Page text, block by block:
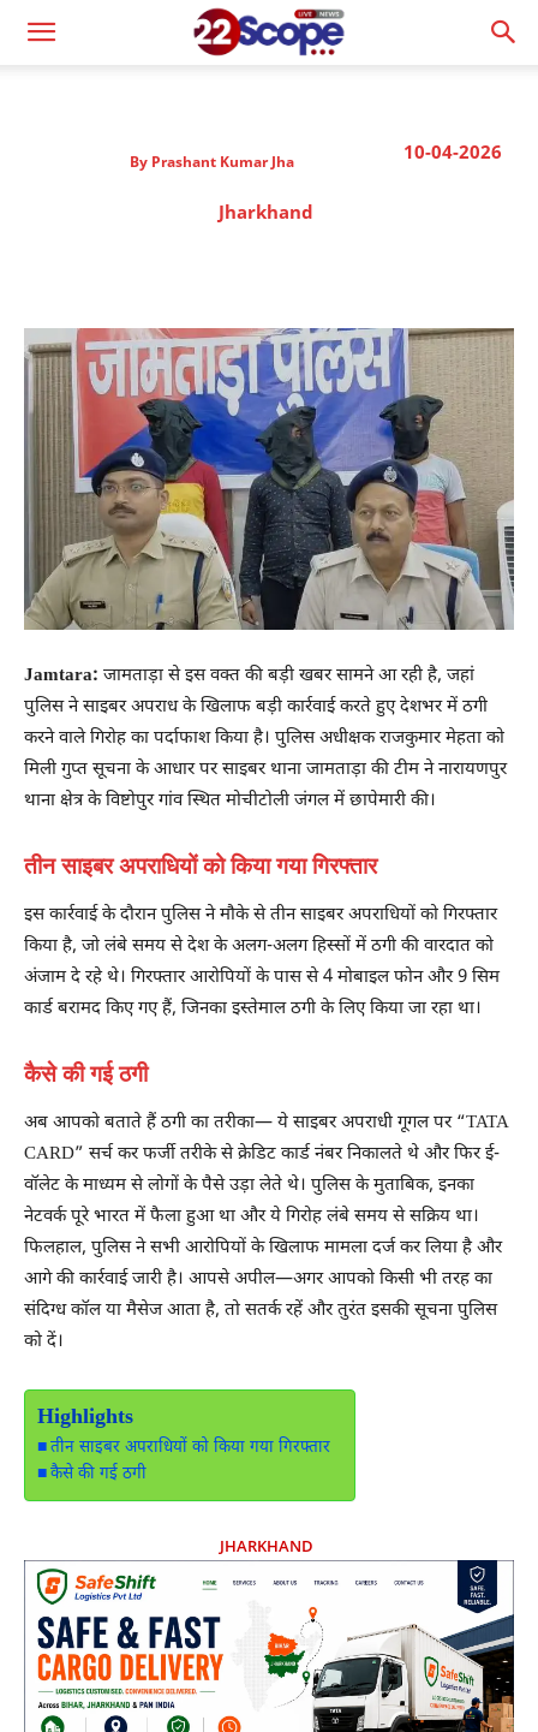
10-04-2026
By Prashant Kumar Jha
Jharkhand
Jamtara: जामताड़ा से इस वक्त की बड़ी खबर सामने आ रही है, जहां
पुलिस ने साइबर अपराध के खिलाफ बड़ी कार्रवाई करते हुए देशभर में ठगी
करने वाले गिरोह का पर्दाफाश किया है। पुलिस अधीक्षक राजकुमार मेहता को
मिली गुप्त सूचना के आधार पर साइबर थाना जामताड़ा की टीम ने नारायणपुर
थाना क्षेत्र के विष्टोपुर गांव स्थित मोचीटोली जंगल में छापेमारी की।
तीन साइबर अपराधियों को किया गया गिरफ्तार
इस कार्रवाई के दौरान पुलिस ने मौके से तीन साइबर अपराधियों को गिरफ्तार
किया है, जो लंबे समय से देश के अलग-अलग हिस्सों में ठगी की वारदात को
अंजाम दे रहे थे। गिरफ्तार आरोपियों के पास से 4 मोबाइल फोन और 9 सिम
कार्ड बरामद किए गए हैं, जिनका इस्तेमाल ठगी के लिए किया जा रहा था।
कैसे की गई ठगी
अब आपको बताते हैं ठगी का तरीका— ये साइबर अपराधी गूगल पर “TATA
CARD” सर्च कर फर्जी तरीके से क्रेडिट कार्ड नंबर निकालते थे और फिर ई-
वॉलेट के माध्यम से लोगों के पैसे उड़ा लेते थे। पुलिस के मुताबिक, इनका
नेटवर्क पूरे भारत में फैला हुआ था और ये गिरोह लंबे समय से सक्रिय था।
फिलहाल, पुलिस ने सभी आरोपियों के खिलाफ मामला दर्ज कर लिया है और
आगे की कार्रवाई जारी है। आपसे अपील—अगर आपको किसी भी तरह का
संदिग्ध कॉल या मैसेज आता है, तो सतर्क रहें और तुरंत इसकी सूचना पुलिस
को दें।
Highlights
तीन साइबर अपराधियों को किया गया गिरफ्तार
कैसे की गई ठगी
JHARKHAND